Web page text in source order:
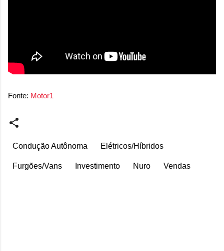
Fonte: Motor1
Condução Autônoma Elétricos/Híbridos
Furgões/Vans Investimento Nuro Vendas